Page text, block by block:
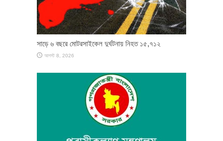
সাড়ে ৬ বছরে মোটরসাইকেল দুর্ঘটনায় নিহত ১৫,৭১২
আগস্ট 8, 2026